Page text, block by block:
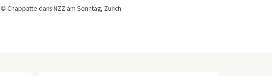
© Chappatte dans NZZ am Sonntag, Zürich